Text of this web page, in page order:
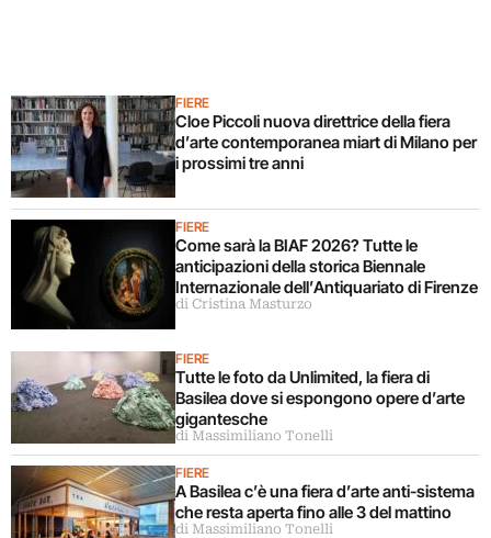
FIERE
Cloe Piccoli nuova direttrice della fiera
d’arte contemporanea miart di Milano per
i prossimi tre anni
FIERE
Come sarà la BIAF 2026? Tutte le
anticipazioni della storica Biennale
Internazionale dell’Antiquariato di Firenze
di Cristina Masturzo
FIERE
Tutte le foto da Unlimited, la fiera di
Basilea dove si espongono opere d’arte
gigantesche
di Massimiliano Tonelli
FIERE
A Basilea c’è una fiera d’arte anti-sistema
che resta aperta fino alle 3 del mattino
di Massimiliano Tonelli